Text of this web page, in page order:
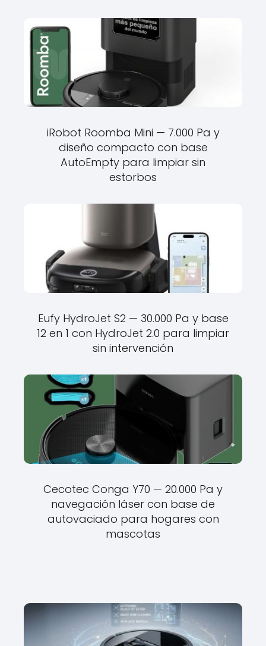
iRobot Roomba Mini — 7.000 Pa y
diseño compacto con base
AutoEmpty para limpiar sin
estorbos
Eufy HydroJet S2 — 30.000 Pa y base
12 en 1 con HydroJet 2.0 para limpiar
sin intervención
Cecotec Conga Y70 — 20.000 Pa y
navegación láser con base de
autovaciado para hogares con
mascotas